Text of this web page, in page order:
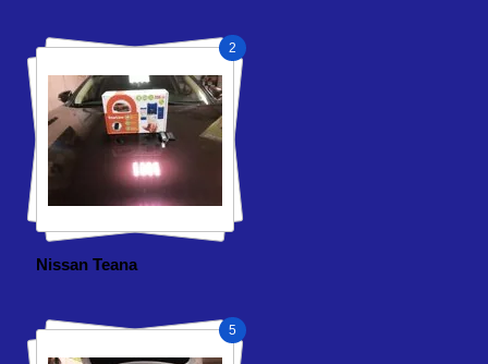
2
Nissan Teana
5